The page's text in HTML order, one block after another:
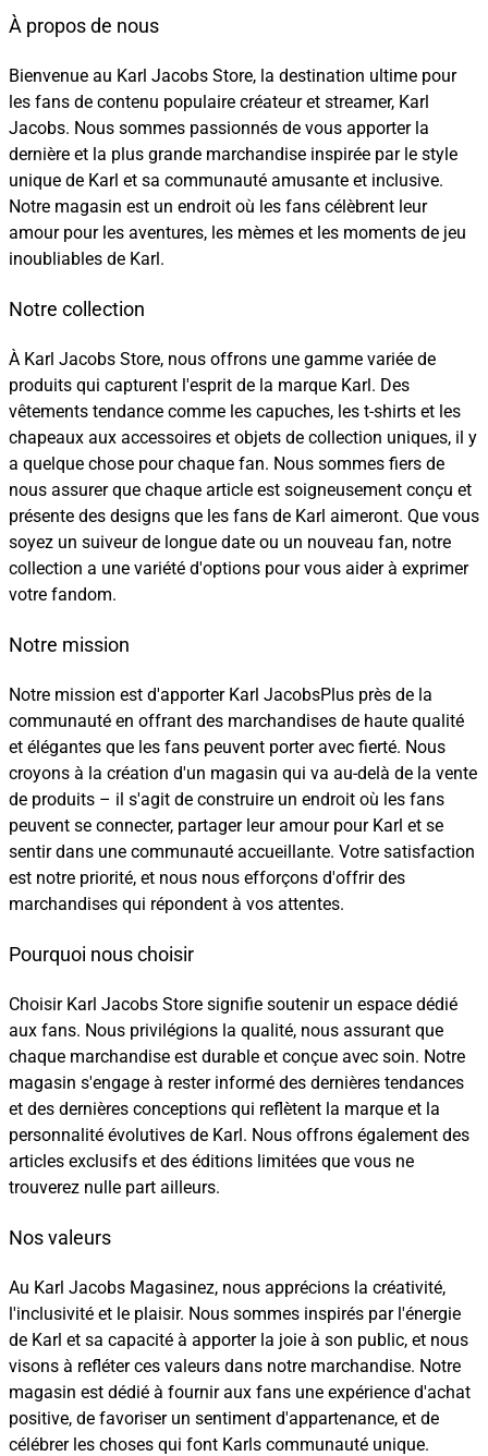
À propos de nous
Bienvenue au Karl Jacobs Store, la destination ultime pour
les fans de contenu populaire créateur et streamer, Karl
Jacobs. Nous sommes passionnés de vous apporter la
dernière et la plus grande marchandise inspirée par le style
unique de Karl et sa communauté amusante et inclusive.
Notre magasin est un endroit où les fans célèbrent leur
amour pour les aventures, les mèmes et les moments de jeu
inoubliables de Karl.
Notre collection
À Karl Jacobs Store, nous offrons une gamme variée de
produits qui capturent l'esprit de la marque Karl. Des
vêtements tendance comme les capuches, les t-shirts et les
chapeaux aux accessoires et objets de collection uniques, il y
a quelque chose pour chaque fan. Nous sommes fiers de
nous assurer que chaque article est soigneusement conçu et
présente des designs que les fans de Karl aimeront. Que vous
soyez un suiveur de longue date ou un nouveau fan, notre
collection a une variété d'options pour vous aider à exprimer
votre fandom.
Notre mission
Notre mission est d'apporter Karl JacobsPlus près de la
communauté en offrant des marchandises de haute qualité
et élégantes que les fans peuvent porter avec fierté. Nous
croyons à la création d'un magasin qui va au-delà de la vente
de produits – il s'agit de construire un endroit où les fans
peuvent se connecter, partager leur amour pour Karl et se
sentir dans une communauté accueillante. Votre satisfaction
est notre priorité, et nous nous efforçons d'offrir des
marchandises qui répondent à vos attentes.
Pourquoi nous choisir
Choisir Karl Jacobs Store signifie soutenir un espace dédié
aux fans. Nous privilégions la qualité, nous assurant que
chaque marchandise est durable et conçue avec soin. Notre
magasin s'engage à rester informé des dernières tendances
et des dernières conceptions qui reflètent la marque et la
personnalité évolutives de Karl. Nous offrons également des
articles exclusifs et des éditions limitées que vous ne
trouverez nulle part ailleurs.
Nos valeurs
Au Karl Jacobs Magasinez, nous apprécions la créativité,
l'inclusivité et le plaisir. Nous sommes inspirés par l'énergie
de Karl et sa capacité à apporter la joie à son public, et nous
visons à refléter ces valeurs dans notre marchandise. Notre
magasin est dédié à fournir aux fans une expérience d'achat
positive, de favoriser un sentiment d'appartenance, et de
célébrer les choses qui font Karls communauté unique.